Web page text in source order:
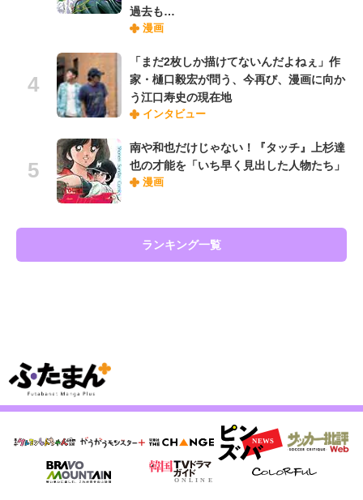
過去も…
漫画
「まだ2枚しか描けてないんだよねぇ」作
家・樋口毅宏が問う、今再び、漫画に向か
う江口寿史の現在地
インタビュー
南や和也だけじゃない！『タッチ』上杉達
也の才能を「いち早く見出した人物たち」
漫画
ランキング一覧